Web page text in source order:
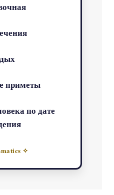
приметы
по дате
✧